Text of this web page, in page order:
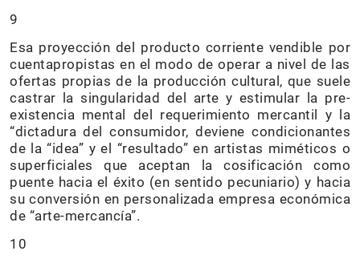
9
Esa proyección del producto corriente vendible por
cuentapropistas en el modo de operar a nivel de las
ofertas propias de la producción cultural, que suele
castrar la singularidad del arte y estimular la pre-
existencia mental del requerimiento mercantil y la
“dictadura del consumidor, deviene condicionantes
de la “idea” y el “resultado” en artistas miméticos o
superficiales que aceptan la cosificación como
puente hacia el éxito (en sentido pecuniario) y hacia
su conversión en personalizada empresa económica
de “arte-mercancía”.
10